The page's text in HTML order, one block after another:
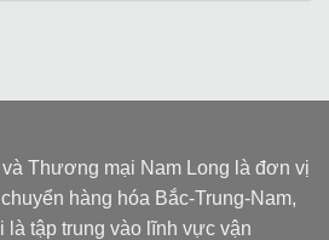
Thương mại Nam Long là đơn vị
hàng hóa Bắc-Trung-Nam,
là tập trung vào lĩnh vực vận